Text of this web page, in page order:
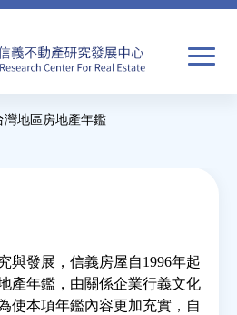
焦點新聞
教育推廣
灣地區房地產年鑑
與發展，信義房屋自1996年起
產年鑑，由關係企業行義文化
使本項年鑑內容更加充實，自